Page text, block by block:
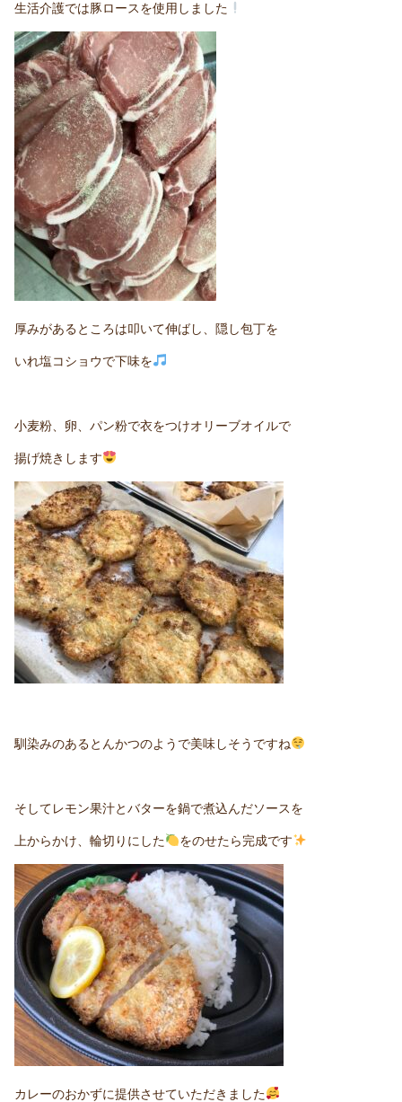
生活介護では豚ロースを使用しました
厚みがあるところは叩いて伸ばし、隠し包丁を
いれ塩コショウで下味を
小麦粉、卵、パン粉で衣をつけオリーブオイルで
揚げ焼きします
馴染みのあるとんかつのようで美味しそうですね
そしてレモン果汁とバターを鍋で煮込んだソースを
上からかけ、輪切りにした をのせたら完成です
カレーのおかずに提供させていただきました